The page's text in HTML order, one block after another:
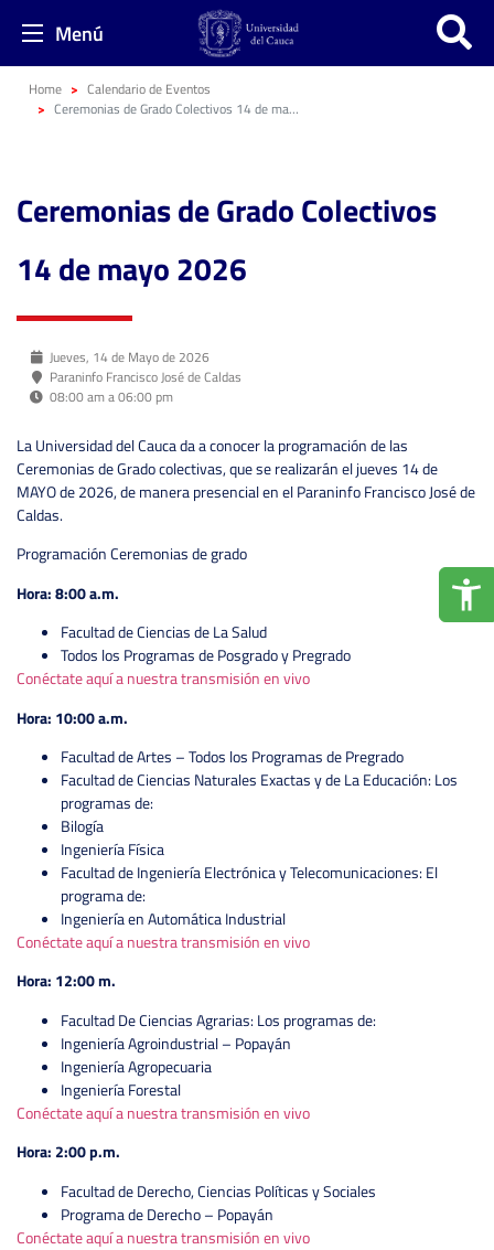
Menú
Home
Calendario de Eventos
Ceremonias de Grado Colectivos 14 de mayo 2026
Ceremonias de Grado Colectivos
14 de mayo 2026
Jueves, 14 de Mayo de 2026
Paraninfo Francisco José de Caldas
08:00 am a 06:00 pm
La Universidad del Cauca da a conocer la programación de las
Ceremonias de Grado colectivas, que se realizarán el jueves 14 de
MAYO de 2026, de manera presencial en el Paraninfo Francisco José de
Caldas.
Programación Ceremonias de grado
Hora: 8:00 a.m.
Facultad de Ciencias de La Salud
Todos los Programas de Posgrado y Pregrado
Conéctate aquí a nuestra transmisión en vivo
Hora: 10:00 a.m.
Facultad de Artes – Todos los Programas de Pregrado
Facultad de Ciencias Naturales Exactas y de La Educación: Los
programas de:
Bilogía
Ingeniería Física
Facultad de Ingeniería Electrónica y Telecomunicaciones: El
programa de:
Ingeniería en Automática Industrial
Conéctate aquí a nuestra transmisión en vivo
Hora: 12:00 m.
Facultad De Ciencias Agrarias: Los programas de:
Ingeniería Agroindustrial – Popayán
Ingeniería Agropecuaria
Ingeniería Forestal
Conéctate aquí a nuestra transmisión en vivo
Hora: 2:00 p.m.
Facultad de Derecho, Ciencias Políticas y Sociales
Programa de Derecho – Popayán
Conéctate aquí a nuestra transmisión en vivo